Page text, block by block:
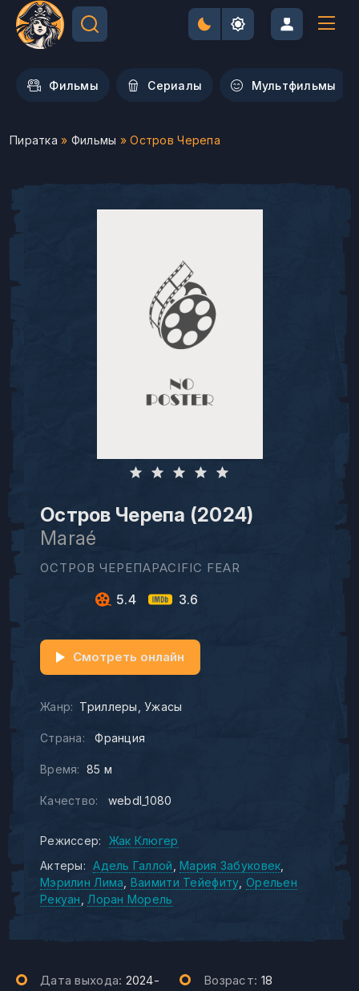
Фильмы Сериалы Мультфильмы
Пиратка » Фильмы » Остров Черепа
Остров Черепа (2024)
Maraé
ОСТРОВ ЧЕРЕПАPACIFIC FEAR
5.4 3.6
Жанр: Триллеры Ужасы
Страна: Франция
Время: 85 м
Качество: webdl_1080
Смотреть онлайн
Режиссер:
Жак Клюгер
Актеры:
Адель Галлой Мария Забуковек
Мэрилин Лима Ваимити Тейефиту Орельен
Рекуан
Лоран Морель
Дата выхода: 2024-
Возраст: 18